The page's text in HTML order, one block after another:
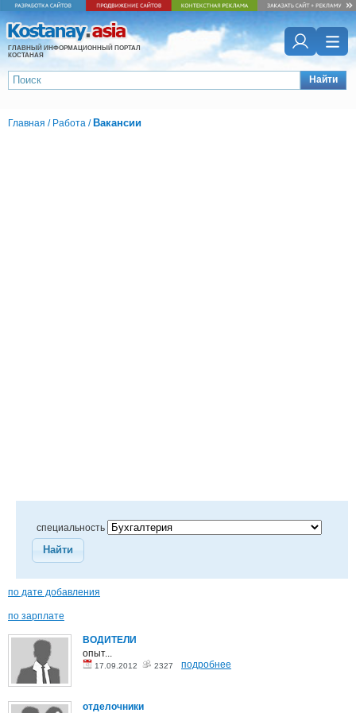
ГЛАВНЫЙ ИНФОРМАЦИОННЫЙ ПОРТАЛ
КОСТАНАЯ
Найти
Главная / Работа / Вакансии
специальность
Найти
по дате добавления
по зарплате
ВОДИТЕЛИ
опыт...
17.09.2012 2327 подробнее
отделочники